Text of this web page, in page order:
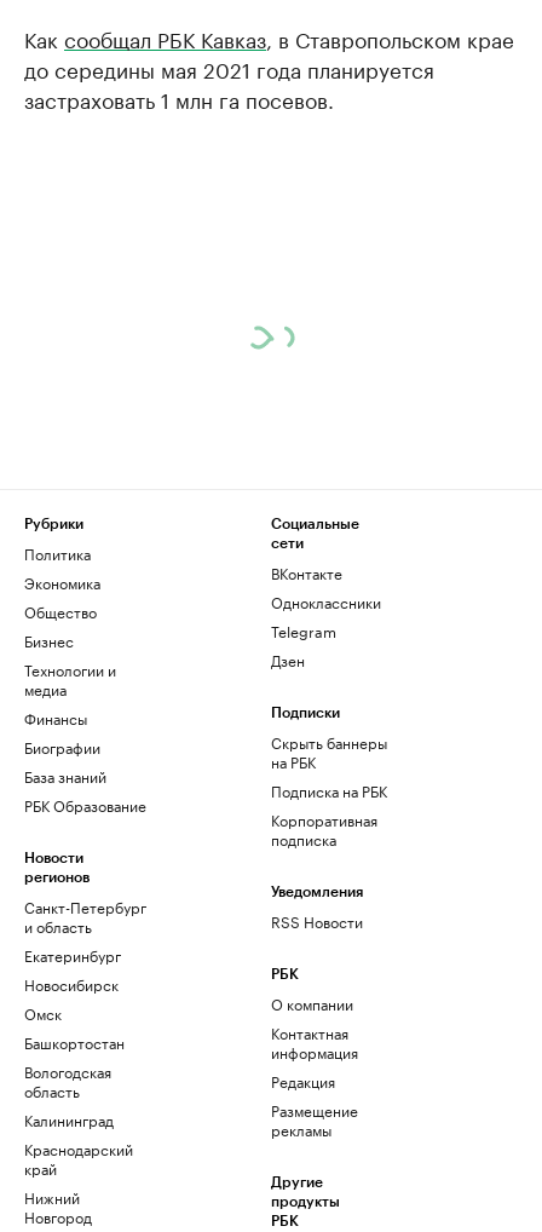
Как сообщал РБК Кавказ , в Ставропольском крае
до середины мая 2021 года планируется
застраховать 1 млн га посевов.
Рубрики
Политика
Экономика
Общество
Бизнес
Технологии и
медиа
Финансы
Биографии
База знаний
РБК Образование
Новости
регионов
Санкт-Петербург
и область
Екатеринбург
Новосибирск
Омск
Башкортостан
Вологодская
область
Калининград
Краснодарский
край
Нижний
Новгород
Социальные
сети
ВКонтакте
Одноклассники
Telegram
Дзен
Подписки
Скрыть баннеры
на РБК
Подписка на РБК
Корпоративная
подписка
Уведомления
RSS Новости
РБК
О компании
Контактная
информация
Редакция
Размещение
рекламы
Другие
продукты
РБК